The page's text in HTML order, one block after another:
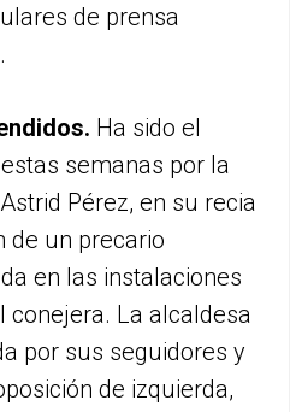
de prensa
Ha sido el
semanas por la
Pérez, en su recia
de un precario
en las instalaciones
conejera. La alcaldesa
por sus seguidores y
de izquierda,